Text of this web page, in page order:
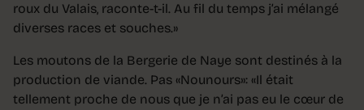
roux du Valais, raconte-t-il. Au fil du temps j’ai mélangé
diverses races et souches.»
Les moutons de la Bergerie de Naye sont destinés à la
production de viande. Pas «Nounours»: «Il était
tellement proche de nous que je n’ai pas eu le cœur de